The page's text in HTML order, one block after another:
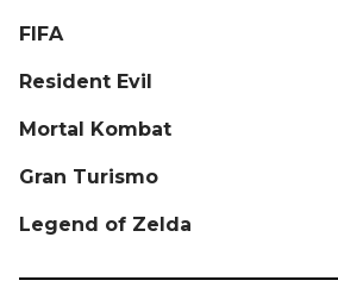
FIFA
Resident Evil
Mortal Kombat
Gran Turismo
Legend of Zelda